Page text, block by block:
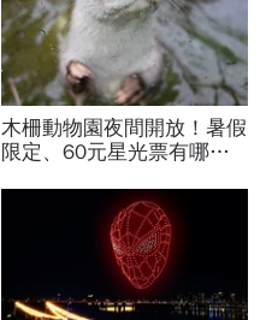
木柵動物園夜間開放！暑假
限定、60元星光票有哪些
間、門票、最佳遊園路線總